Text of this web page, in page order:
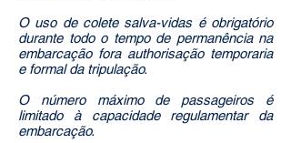
O uso de colete salva-vidas é obrigatório
durante todo o tempo de permanência na
embarcação fora authorisação temporaria
e formal da tripulação.
O número máximo de passageiros é
limitado à capacidade regulamentar da
embarcação.